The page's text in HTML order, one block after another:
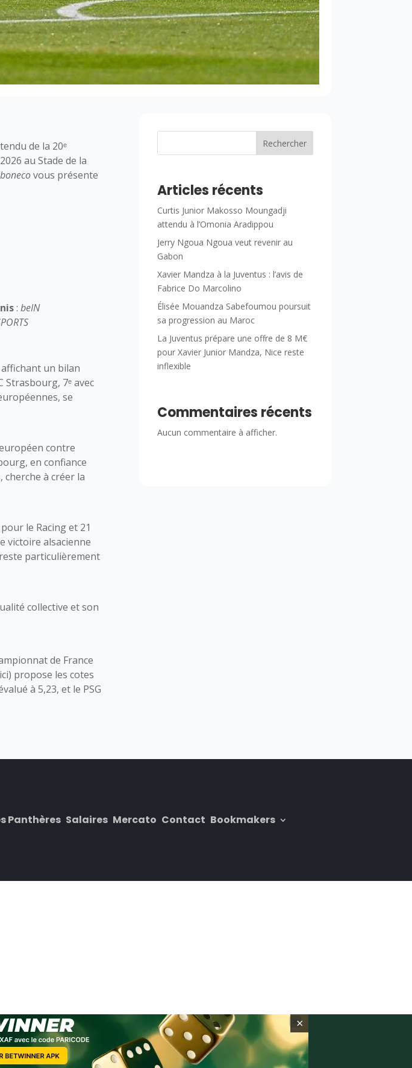
de la 20ᵉ
au Stade de la
vous présente
: beIN
un bilan
Strasbourg, 7ᵉ avec
se
contre
en confiance
cherche à créer la
le Racing et 21
victoire alsacienne
particulièrement
collective et son
de France
ici) propose les cotes
à 5,23, et le PSG
Rechercher
Articles récents
Curtis Junior Makosso Moungadji
attendu à l’Omonia Aradippou
Jerry Ngoua Ngoua veut revenir au
Gabon
Xavier Mandza à la Juventus : l’avis de
Fabrice Do Marcolino
Élisée Mouandza Sabefoumou poursuit
sa progression au Maroc
La Juventus prépare une offre de 8 M€
pour Xavier Junior Mandza, Nice reste
inflexible
Commentaires récents
Aucun commentaire à afficher.
Panthères Salaires Mercato Contact Bookmakers
×